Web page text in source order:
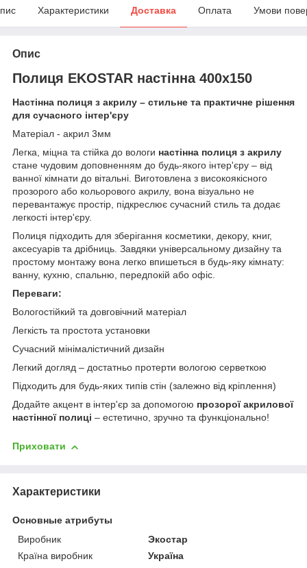
Характеристики Доставка Оплата Умови
Опис
Полиця EKOSTAR настінна 400х150
Настінна полиця з акрилу – стильне та практичне рішення
для сучасного інтер'єру
Матеріал - акрил 3мм
Легка, міцна та стійка до вологи настінна полиця з акрилу
стане чудовим доповненням до будь-якого інтер'єру – від
ванної кімнати до вітальні. Виготовлена ​​з високоякісного
прозорого або кольорового акрилу, вона візуально не
перевантажує простір, підкреслює сучасний стиль та додає
легкості інтер'єру.
Полиця підходить для зберігання косметики, декору, книг,
аксесуарів та дрібниць. Завдяки універсальному дизайну та
простому монтажу вона легко впишеться в будь-яку кімнату:
ванну, кухню, спальню, передпокій або офіс.
Переваги:
Вологостійкий та довговічний матеріал
Легкість та простота установки
Сучасний мінімалістичний дизайн
Легкий догляд – достатньо протерти вологою серветкою
Підходить для будь-яких типів стін (залежно від кріплення)
Додайте акцент в інтер'єр за допомогою прозорої акрилової
настінної полиці – естетично, зручно та функціонально!
Приховати
Характеристики
Основные атрибуты
Виробник
Экостар
Країна виробник
Україна